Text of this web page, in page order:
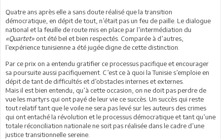
Quatre ans après elle a sans doute réalisé que la transition
démocratique, en dépit de tout, n’était pas un feu de paille. Le dialogue
national et la feuille de route mis en place par l’intermédiation du
«Quartet» ont été bel et bien respectés. Comparée à d’autres,
l’expérience tunisienne a été jugée digne de cette distinction.
Par ce prix on a entendu gratifier ce processus pacifique et encourager
sa poursuite aussi pacifiquement. C’est ce à quoi la Tunisie s’emploie en
dépit de tant de difficultés et d’obstacles internes et externes.
Mais il est bien entendu, qu’à cette occasion, on ne doit pas perdre de
vue les martyrs qui ont payé de leur vie ce succès. Un succès qui reste
tout relatif tant que le voile ne sera pas levé sur les auteurs des crimes
qui ont entaché la révolution et le processus démocratique et tant qu’une
totale réconciliation nationale ne soit pas réalisée dans le cadre d’une
justice transitionnelle sereine.